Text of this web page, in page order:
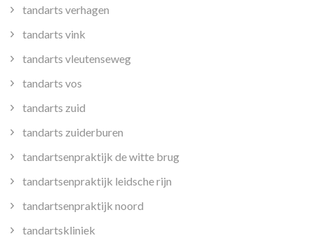
tandarts verhagen
tandarts vink
tandarts vleutenseweg
tandarts vos
tandarts zuid
tandarts zuiderburen
tandartsenpraktijk de witte brug
tandartsenpraktijk leidsche rijn
tandartsenpraktijk noord
tandartskliniek